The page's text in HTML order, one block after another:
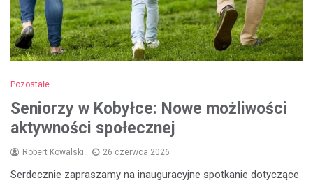
Pozostałe
Seniorzy w Kobyłce: Nowe możliwości
aktywności społecznej
Robert Kowalski 26 czerwca 2026
Serdecznie zapraszamy na inauguracyjne spotkanie dotyczące